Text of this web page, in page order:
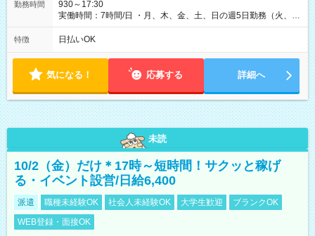
勤務時間
930～17:30
実働時間：7時間/日 ・月、木、金、土、日の週5日勤務（火、水
は固定休です／夏季、年末年始等、長期休暇有り！） ・ワンシ
フト！ 残業ほぼナシ（0～5h/月）
特徴 日払いOK
気になる！ 応募する 詳細へ
未読
10/2（金）だけ＊17時～短時間！サクッと稼げ
る・イベント設営/日給6,400
派遣 職種未経験OK 社会人未経験OK 大学生歓迎
ブランクOK
WEB登録・面接OK